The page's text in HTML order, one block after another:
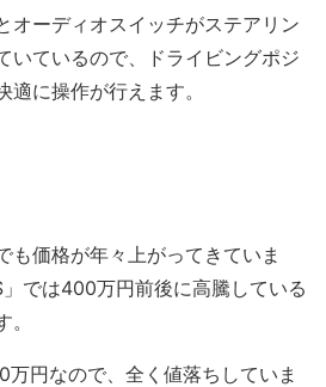
オーディオスイッチがステアリン
いているので、ドライビングポジ
に操作が行えます。
も価格が年々上がってきていま
では400万円前後に高騰している
円なので、全く値落ちしていま